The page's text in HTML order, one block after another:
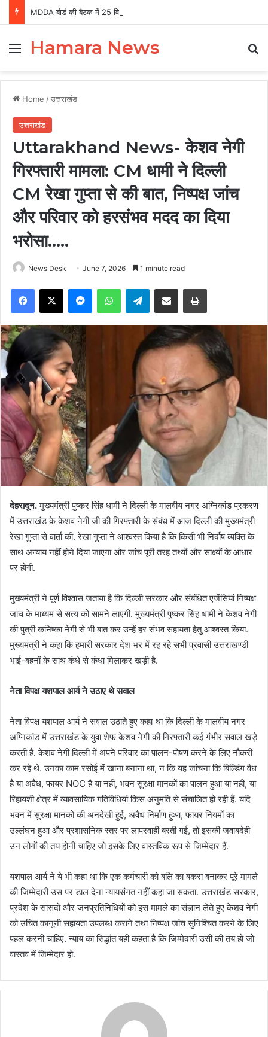
MenuHamara News
Home /उत्तराखंड
उत्तराखंड
Uttarakhand News- केशव नेगी
गिरफ्तारी मामला: CM धामी ने दिल्ली
CM रेखा गुप्ता से की बात, निष्पक्ष जांच
और परिवार को हरसंभव मदद का दिया
भरोसा…..
News Desk June 7, 2026 1 minute read
Facebook
X MessengerWhatsAppTelegramShare via Email Print
देहरादून.मुख्यमंत्री पुष्कर सिंह धामी ने दिल्ली के मालवीय नगर अग्निकांड प्रकरण
में उत्तराखंड के केशव नेगी जी की गिरफ्तारी के संबंध में आज दिल्ली की मुख्यमंत्री
रेखा गुप्ता से वार्ता की. रेखा गुप्ता ने आश्वस्त किया है कि किसी भी निर्दोष व्यक्ति के
साथ अन्याय नहीं होने दिया जाएगा और जांच पूरी तरह तथ्यों और साक्ष्यों के आधार
पर होगी.
मुख्यमंत्री ने पूर्ण विश्वास जताया है कि दिल्ली सरकार और संबंधित एजेंसियां निष्पक्ष
जांच के माध्यम से सत्य को सामने लाएंगी. मुख्यमंत्री पुष्कर सिंह धामी ने केशव नेगी
की पुत्री कनिष्का नेगी से भी बात कर उन्हें हर संभव सहायता हेतु आश्वस्त किया.
मुख्यमंत्री ने कहा कि हमारी सरकार देश भर में रह रहे सभी प्रवासी उत्तराखण्डी
भाई-बहनों के साथ कंधे से कंधा मिलाकर खड़ी है.
नेता विपक्ष यशपाल आर्य ने उठाए थे सवाल
नेता विपक्ष यशपाल आर्य ने सवाल उठाते हुए कहा था कि दिल्ली के मालवीय नगर
अग्निकांड में उत्तराखंड के युवा शेफ केशव नेगी की गिरफ्तारी कई गंभीर सवाल खड़े
करती है. केशव नेगी दिल्ली में अपने परिवार का पालन-पोषण करने के लिए नौकरी
कर रहे थे. उनका काम रसोई में खाना बनाना था, न कि यह जांचना कि बिल्डिंग वैध
है या अवैध, फायर NOC है या नहीं, भवन सुरक्षा मानकों का पालन हुआ या नहीं, या
रिहायशी क्षेत्र में व्यावसायिक गतिविधियां किस अनुमति से संचालित हो रही हैं. यदि
भवन में सुरक्षा मानकों की अनदेखी हुई, अवैध निर्माण हुआ, फायर नियमों का
उल्लंघन हुआ और प्रशासनिक स्तर पर लापरवाही बरती गई, तो इसकी जवाबदेही
उन लोगों की तय होनी चाहिए जो इसके लिए वास्तविक रूप से जिम्मेदार हैं.
यशपाल आर्य ने ये भी कहा था कि एक कर्मचारी को बलि का बकरा बनाकर पूरे मामले
की जिम्मेदारी उस पर डाल देना न्यायसंगत नहीं कहा जा सकता. उत्तराखंड सरकार,
प्रदेश के सांसदों और जनप्रतिनिधियों को इस मामले का संज्ञान लेते हुए केशव नेगी
को उचित कानूनी सहायता उपलब्ध कराने तथा निष्पक्ष जांच सुनिश्चित करने के लिए
पहल करनी चाहिए. न्याय का सिद्धांत यही कहता है कि जिम्मेदारी उसी की तय हो जो
वास्तव में जिम्मेदार हो.